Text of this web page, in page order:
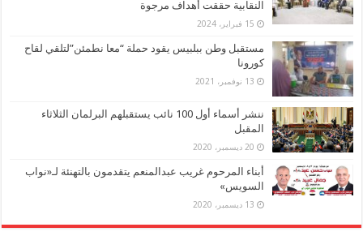
النقابية حققت أهداف مرجوة
15 فبراير، 2024
مستقبل وطن ببلبيس يقود حملة “معا نطمئن”لتلقي لقاح
كورونا
13 نوفمبر، 2021
ننشر أسماء أول 100 نائب يستقبلهم البرلمان الثلاثاء
المقبل
20 ديسمبر، 2020
أبناء المرحوم غريب عبدالمنعم يتقدمون بالتهنئة لـ«نواب
السويس»
13 ديسمبر، 2020